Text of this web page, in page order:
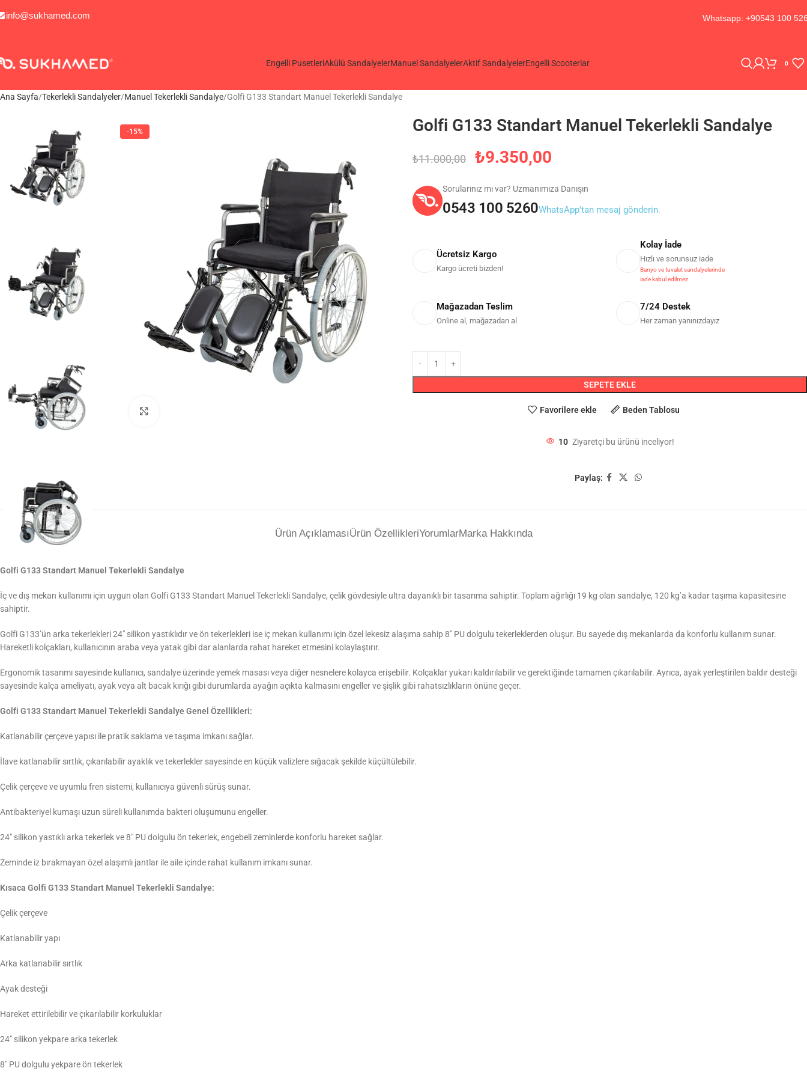
info@sukhamed.com Whatsapp: +90543 100
Engelli PusetleriAkülü SandalyelerManuel SandalyelerAktif SandalyelerEngelli Scooterlar 0
Ana Sayfa Tekerlekli Sandalyeler Manuel Tekerlekli Sandalye Golfi G133 Standart Manuel Tekerlekli Sandalye
-15% Golfi G133 Standart Manuel Tekerlekli Sandalye
₺11.000,00 ₺9.350,00
Sorularınız mı var? Uzmanımıza Danışın
0543 100 5260WhatsApp'tan mesaj gönderin.
Ücretsiz Kargo
Kargo ücreti bizden!
Kolay İade
Hızlı ve sorunsuz iade
Banyo ve tuvalet sandalyelerinde
iade kabul edilmez
Mağazadan Teslim
Online al, mağazadan al
7/24 Destek
Her zaman yanınızdayız
SEPETE EKLE
Favorilere ekle Beden Tablosu
10 Ziyaretçi bu ürünü inceliyor!
Paylaş:
Ürün AçıklamasıÜrün ÖzellikleriYorumlarMarka Hakkında
Golfi G133 Standart Manuel Tekerlekli Sandalye
İç ve dış mekan kullanımı için uygun olan Golfi G133 Standart Manuel Tekerlekli Sandalye, çelik gövdesiyle ultra dayanıklı bir tasarıma sahiptir. Toplam ağırlığı 19 kg olan sandalye, 120 kg’a kadar taşıma kapasitesine
sahiptir.
Golfi G133’ün arka tekerlekleri 24″ silikon yastıklıdır ve ön tekerlekleri ise iç mekan kullanımı için özel lekesiz alaşıma sahip 8″ PU dolgulu tekerleklerden oluşur. Bu sayede dış mekanlarda da konforlu kullanım sunar.
Hareketli kolçakları, kullanıcının araba veya yatak gibi dar alanlarda rahat hareket etmesini kolaylaştırır.
Ergonomik tasarımı sayesinde kullanıcı, sandalye üzerinde yemek masası veya diğer nesnelere kolayca erişebilir. Kolçaklar yukarı kaldırılabilir ve gerektiğinde tamamen çıkarılabilir. Ayrıca, ayak yerleştirilen baldır desteği
sayesinde kalça ameliyatı, ayak veya alt bacak kırığı gibi durumlarda ayağın açıkta kalmasını engeller ve şişlik gibi rahatsızlıkların önüne geçer.
Golfi G133 Standart Manuel Tekerlekli Sandalye Genel Özellikleri:
Katlanabilir çerçeve yapısı ile pratik saklama ve taşıma imkanı sağlar.
İlave katlanabilir sırtlık, çıkarılabilir ayaklık ve tekerlekler sayesinde en küçük valizlere sığacak şekilde küçültülebilir.
Çelik çerçeve ve uyumlu fren sistemi, kullanıcıya güvenli sürüş sunar.
Antibakteriyel kumaşı uzun süreli kullanımda bakteri oluşumunu engeller.
24″ silikon yastıklı arka tekerlek ve 8″ PU dolgulu ön tekerlek, engebeli zeminlerde konforlu hareket sağlar.
Zeminde iz bırakmayan özel alaşımlı jantlar ile aile içinde rahat kullanım imkanı sunar.
Kısaca Golfi G133 Standart Manuel Tekerlekli Sandalye:
Çelik çerçeve
Katlanabilir yapı
Arka katlanabilir sırtlık
Ayak desteği
Hareket ettirilebilir ve çıkarılabilir korkuluklar
24″ silikon yekpare arka tekerlek
8″ PU dolgulu yekpare ön tekerlek